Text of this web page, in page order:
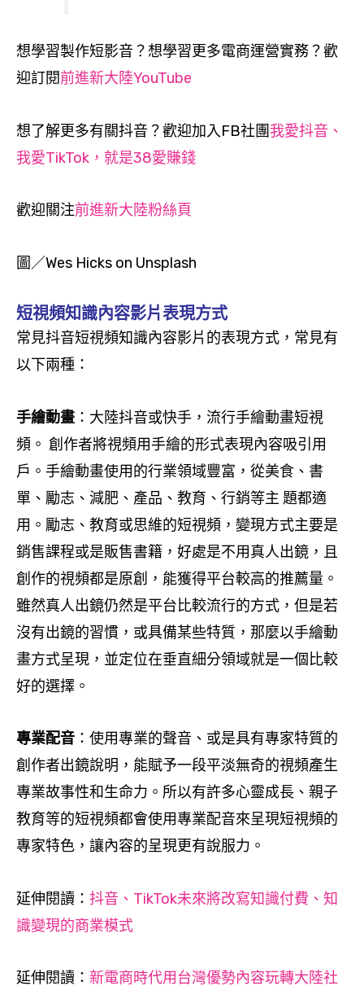
想學習製作短影音？想學習更多電商運營實務？歡
迎訂閱前進新大陸YouTube
想了解更多有關抖音？歡迎加入FB社團我愛抖音、
我愛TikTok，就是38愛賺錢
歡迎關注前進新大陸粉絲頁
圖／Wes Hicks on Unsplash
短視頻知識內容影片表現方式
常見抖音短視頻知識內容影片的表現方式，常見有
以下兩種：
手繪動畫 ：大陸抖音或快手，流行手繪動畫短視
頻。 創作者將視頻用手繪的形式表現內容吸引用
戶。手繪動畫使用的行業領域豐富，從美食、書
單、勵志、減肥、產品、教育、行銷等主 題都適
用。勵志、教育或思維的短視頻，變現方式主要是
銷售課程或是販售書籍，好處是不用真人出鏡，且
創作的視頻都是原創，能獲得平台較高的推薦量。
雖然真人出鏡仍然是平台比較流行的方式，但是若
沒有出鏡的習慣，或具備某些特質，那麼以手繪動
畫方式呈現，並定位在垂直細分領域就是一個比較
好的選擇。
專業配音 ：使用專業的聲音、或是具有專家特質的
創作者出鏡說明，能賦予一段平淡無奇的視頻產生
專業故事性和生命力。所以有許多心靈成長、親子
教育等的短視頻都會使用專業配音來呈現短視頻的
專家特色，讓內容的呈現更有說服力。
延伸閱讀 ： 抖音、TikTok未來將改寫知識付費、知
識變現的商業模式
延伸閱讀 ： 新電商時代用台灣優勢內容玩轉大陸社